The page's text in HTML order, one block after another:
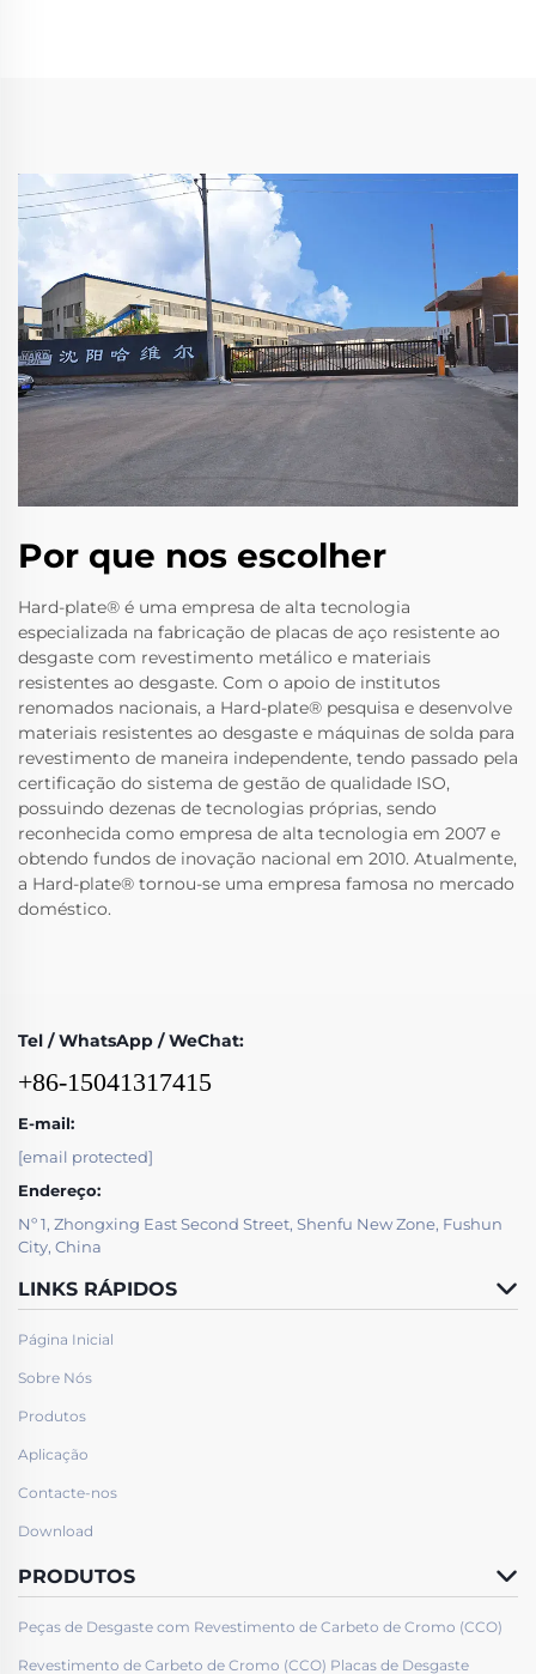
Por que nos escolher
Hard-plate® é uma empresa de alta tecnologia
especializada na fabricação de placas de aço resistente ao
desgaste com revestimento metálico e materiais
resistentes ao desgaste. Com o apoio de institutos
renomados nacionais, a Hard-plate® pesquisa e desenvolve
materiais resistentes ao desgaste e máquinas de solda para
revestimento de maneira independente, tendo passado pela
certificação do sistema de gestão de qualidade ISO,
possuindo dezenas de tecnologias próprias, sendo
reconhecida como empresa de alta tecnologia em 2007 e
obtendo fundos de inovação nacional em 2010. Atualmente,
a Hard-plate® tornou-se uma empresa famosa no mercado
doméstico.
Tel / WhatsApp / WeChat:
+86-15041317415
E-mail:
[email protected]
Endereço:
Nº 1, Zhongxing East Second Street, Shenfu New Zone, Fushun
City, China
LINKS RÁPIDOS
Página Inicial
Sobre Nós
Produtos
Aplicação
Contacte-nos
Download
PRODUTOS
Peças de Desgaste com Revestimento de Carbeto de Cromo (CCO)
Revestimento de Carbeto de Cromo (CCO) Placas de Desgaste